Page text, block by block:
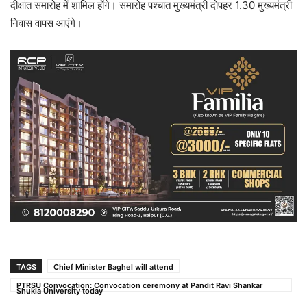
दीक्षांत समारोह में शामिल होंगे। समारोह पश्चात मुख्यमंत्री दोपहर 1.30 मुख्यमंत्री
निवास वापस आएंगे।
TAGS
Chief Minister Baghel will attend
PTRSU Convocation: Convocation ceremony at Pandit Ravi Shankar
Shukla University today